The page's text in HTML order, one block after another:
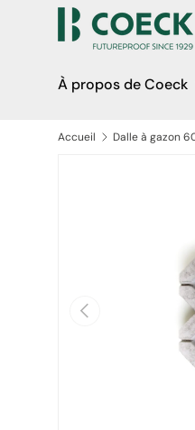
Aller au contenu
À propos de Coeck
Accueil Dalle à gazon
Précédent